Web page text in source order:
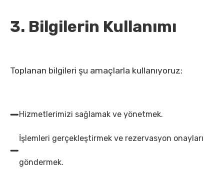
3. Bilgilerin Kullanımı
Toplanan bilgileri şu amaçlarla kullanıyoruz:
Hizmetlerimizi sağlamak ve yönetmek.
İşlemleri gerçekleştirmek ve rezervasyon onayları
göndermek.